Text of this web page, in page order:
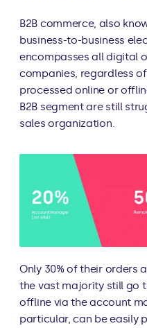
B2B commerce, also
business-to-business
encompasses all digital
companies, regardless
processed online or
B2B segment are still
sales organization.
Only 30% of their orders
the vast majority still go
offline via the account
particular, can be easily